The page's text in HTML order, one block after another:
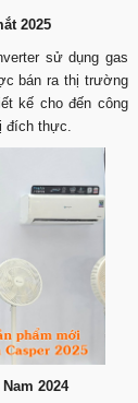
2025
sử dụng gas
bán ra thị trường
kế cho đến công
đích thực.
2024